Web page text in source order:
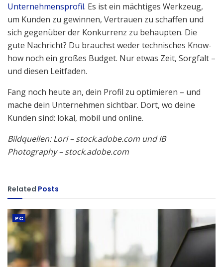
Unternehmensprofil. Es ist ein mächtiges Werkzeug,
um Kunden zu gewinnen, Vertrauen zu schaffen und
sich gegenüber der Konkurrenz zu behaupten. Die
gute Nachricht? Du brauchst weder technisches Know-
how noch ein großes Budget. Nur etwas Zeit, Sorgfalt –
und diesen Leitfaden.
Fang noch heute an, dein Profil zu optimieren – und
mache dein Unternehmen sichtbar. Dort, wo deine
Kunden sind: lokal, mobil und online.
Bildquellen: Lori – stock.adobe.com und IB
Photography – stock.adobe.com
Related Posts
PC